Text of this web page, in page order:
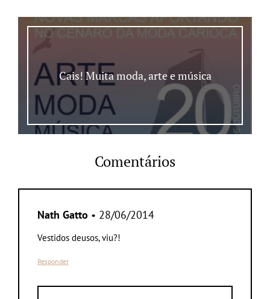
Cais! Muita moda, arte e música
Comentários
Nath Gatto • 28/06/2014
Vestidos deusos, viu?!
Responder